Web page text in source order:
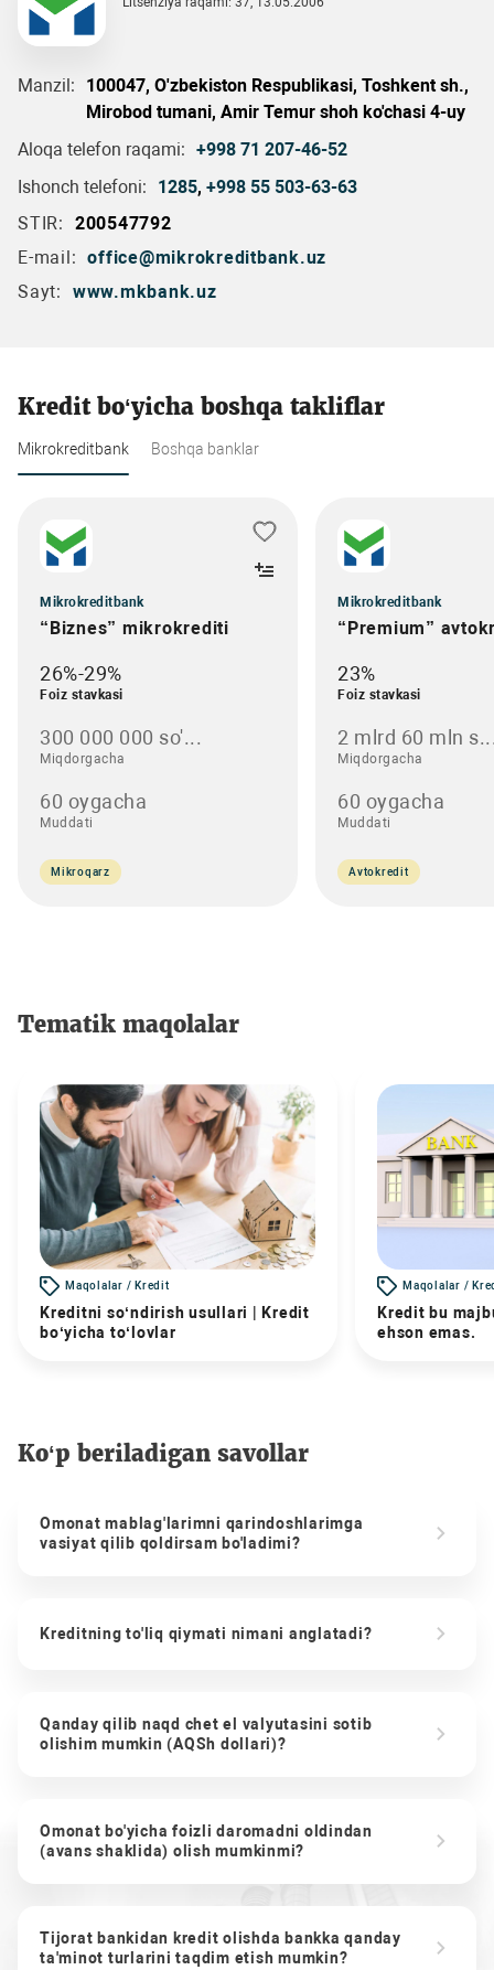
Manzil:
100047, O'zbekiston Respublikasi, Toshkent sh.,
Mirobod tumani, Amir Temur shoh ko'chasi 4-uy
Aloqa telefon raqami: +998 71 207-46-52
Ishonch telefoni:
1285, +998 55 503-63-63
STIR:
200547792
E-mail: office@mikrokreditbank.uz
Sayt:
www.mkbank.uz
Kredit bo‘yicha boshqa takliflar
Mikrokreditbank Boshqa banklar
Mikrokreditbank
“Biznes” mikrokrediti
26%-29%
Foiz stavkasi
300 000 000 so'...
Miqdorgacha
60 oygacha
Muddati
Mikroqarz
Mikrokreditbank
“Premium”
23%
Foiz stavkasi
2 mlrd 60 mln
Miqdorgacha
60 oygacha
Muddati
Avtokredit
Tematik maqolalar
Maqolalar / Kredit
Kreditni so‘ndirish usullari | Kredit
bo‘yicha to‘lovlar
Maqolalar /
Kredit bu
ehson emas.
Ko‘p beriladigan savollar
Omonat mablag'larimni qarindoshlarimga
vasiyat qilib qoldirsam bo'ladimi?
Kreditning to'liq qiymati nimani anglatadi?
Qanday qilib naqd chet el valyutasini sotib
olishim mumkin (AQSh dollari)?
Omonat bo'yicha foizli daromadni oldindan
(avans shaklida) olish mumkinmi?
Tijorat bankidan kredit olishda bankka qanday
ta'minot turlarini taqdim etish mumkin?